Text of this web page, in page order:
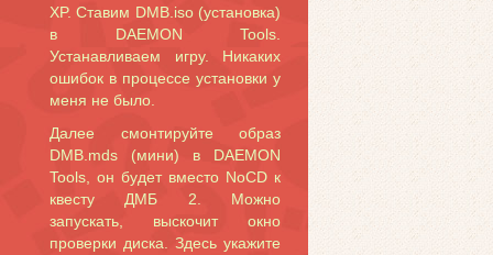
XP. Ставим DMB.iso (установка)
в DAEMON Tools.
Устанавливаем игру. Никаких
ошибок в процессе установки у
меня не было.
Далее смонтируйте образ
DMB.mds (мини) в DAEMON
Tools, он будет вместо NoCD к
квесту ДМБ 2. Можно
запускать, выскочит окно
проверки диска. Здесь укажите